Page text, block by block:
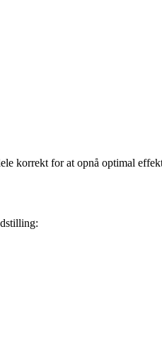
korrekt for at opnå optimal